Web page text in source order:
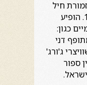
חיל
האוויר בין השנים 1996-2001. הופיע
כגון:
דני
ג'ורג'
ספור